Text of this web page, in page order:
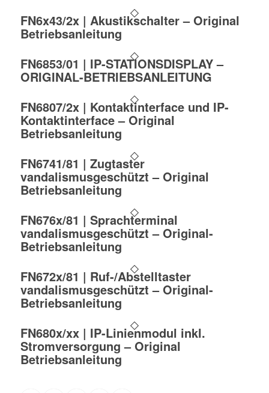
FN6x43/2x | Akustikschalter – Original
Betriebsanleitung
FN6853/01 | IP-STATIONSDISPLAY –
ORIGINAL-BETRIEBSANLEITUNG
FN6807/2x | Kontaktinterface und IP-
Kontaktinterface – Original
Betriebsanleitung
FN6741/81 | Zugtaster
vandalismusgeschützt – Original
Betriebsanleitung
FN676x/81 | Sprachterminal
vandalismusgeschützt – Original-
Betriebsanleitung
FN672x/81 | Ruf-/Abstelltaster
vandalismusgeschützt – Original-
Betriebsanleitung
FN680x/xx | IP-Linienmodul inkl.
Stromversorgung – Original
Betriebsanleitung